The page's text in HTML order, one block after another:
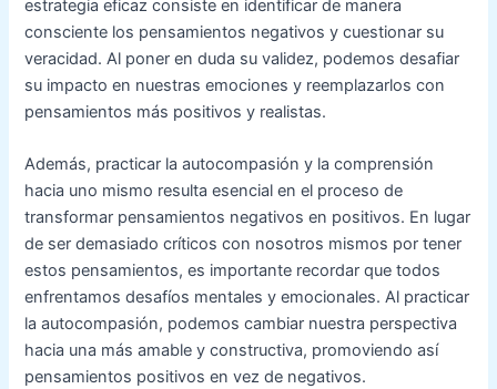
estrategia eficaz consiste en identificar de manera
consciente los pensamientos negativos y cuestionar su
veracidad. Al poner en duda su validez, podemos desafiar
su impacto en nuestras emociones y reemplazarlos con
pensamientos más positivos y realistas.
Además, practicar la autocompasión y la comprensión
hacia uno mismo resulta esencial en el proceso de
transformar pensamientos negativos en positivos. En lugar
de ser demasiado críticos con nosotros mismos por tener
estos pensamientos, es importante recordar que todos
enfrentamos desafíos mentales y emocionales. Al practicar
la autocompasión, podemos cambiar nuestra perspectiva
hacia una más amable y constructiva, promoviendo así
pensamientos positivos en vez de negativos.